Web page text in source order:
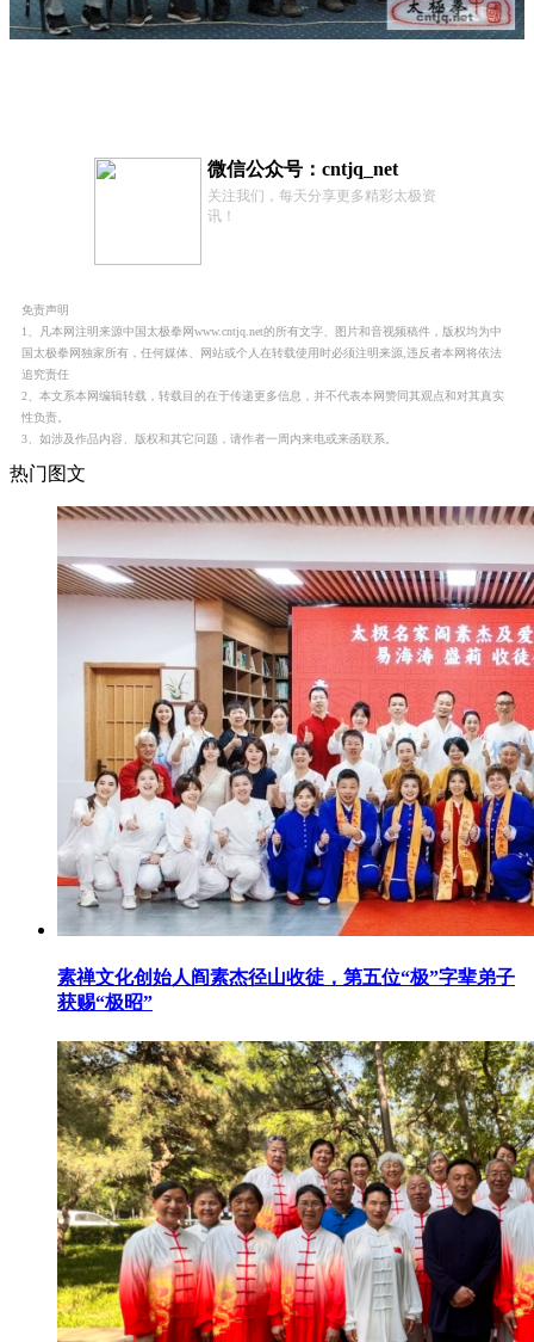
微信公众号：cntjq_net
关注我们，每天分享更多精彩太极资
讯！
免责声明
1、凡本网注明来源中国太极拳网www.cntjq.net的所有文字、图片和音视频稿件，版权均为中
国太极拳网独家所有，任何媒体、网站或个人在转载使用时必须注明来源,违反者本网将依法
追究责任
2、本文系本网编辑转载，转载目的在于传递更多信息，并不代表本网赞同其观点和对其真实
性负责。
3、如涉及作品内容、版权和其它问题，请作者一周内来电或来函联系。
热门图文
素禅文化创始人阎素杰径山收徒，第五位“极”字辈弟子
获赐“极昭”